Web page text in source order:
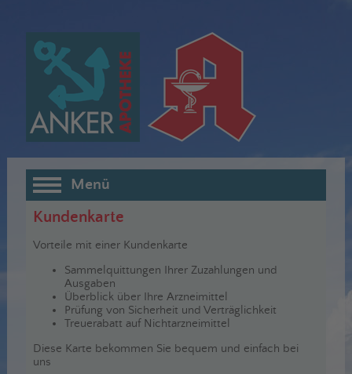
Menü
Kundenkarte
Vorteile mit einer Kundenkarte
Sammelquittungen Ihrer Zuzahlungen und
Ausgaben
Überblick über Ihre Arzneimittel
Prüfung von Sicherheit und Verträglichkeit
Treuerabatt auf Nichtarzneimittel
Diese Karte bekommen Sie bequem und einfach bei
uns